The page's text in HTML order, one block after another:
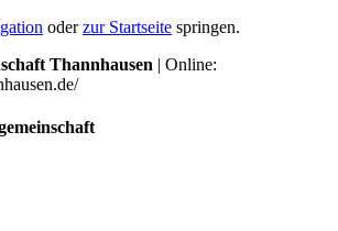
oderzur Startseite springen.
Thannhausen | Online: